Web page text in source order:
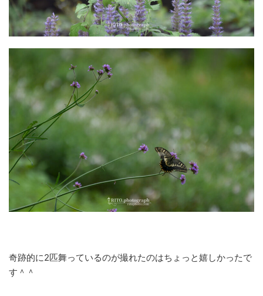
奇跡的に2匹舞っているのが撮れたのはちょっと嬉しかったで
す＾＾